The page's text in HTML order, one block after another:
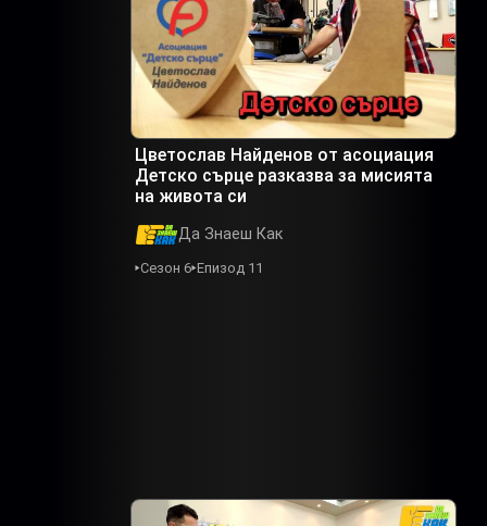
Цветослав Найденов от асоциация
Детско сърце разказва за мисията
на живота си
Да Знаеш Как
Сезон 6 Епизод 11